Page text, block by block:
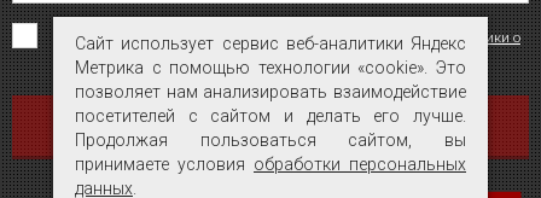
Я согласен на обработку персональных данных на условиях«Политики о
конфиденциальности персональных данных».
ОТПРАВИТЬ
Сайт использует сервис веб-аналитики Яндекс
Метрика с помощью технологии «cookie». Это
позволяет нам анализировать взаимодействие
посетителей с сайтом и делать его лучше.
Продолжая пользоваться сайтом, вы
принимаете условия обработки персональных
данных
Сайт использует сервис веб-аналитики Яндекс
Метрика с помощью технологии «cookie». Это
позволяет нам анализировать взаимодействие
посетителей с сайтом и делать его лучше.
Продолжая пользоваться сайтом, вы
принимаете условия обработки персональных
данных